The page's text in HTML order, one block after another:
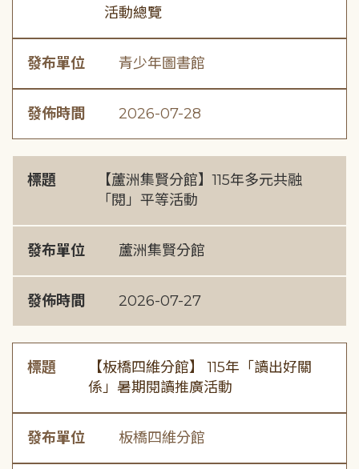
活動總覽
發布單位 青少年圖書館
發佈時間 2026-07-28
標題
【蘆洲集賢分館】115年多元共融
「閱」平等活動
發布單位 蘆洲集賢分館
發佈時間 2026-07-27
標題
【板橋四維分館】 115年「讀出好關
係」暑期閱讀推廣活動
發布單位 板橋四維分館